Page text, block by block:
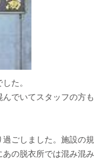
た。
でいてスタッフの方も
ごしました。施設の規
の脱衣所では混み混み